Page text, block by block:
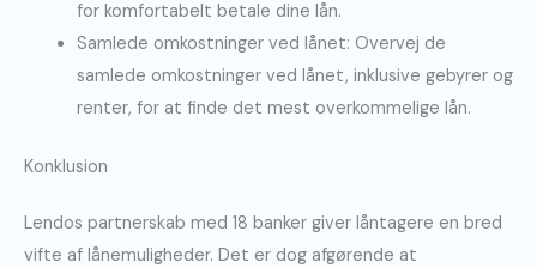
for komfortabelt betale dine lån.
Samlede omkostninger ved lånet: Overvej de
samlede omkostninger ved lånet, inklusive gebyrer og
renter, for at finde det mest overkommelige lån.
Konklusion
Lendos partnerskab med 18 banker giver låntagere en bred
vifte af lånemuligheder. Det er dog afgørende at